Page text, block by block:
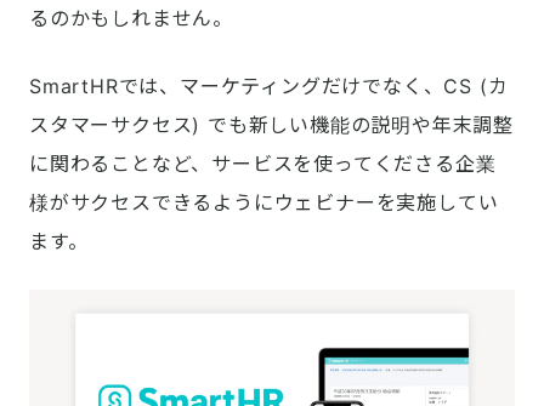
るのかもしれません。
SmartHRでは、マーケティングだけでなく、CS (カ
スタマーサクセス) でも新しい機能の説明や年末調整
に関わることなど、サービスを使ってくださる企業
様がサクセスできるようにウェビナーを実施してい
ます。